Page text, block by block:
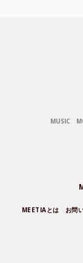
MUSIC
MEETIAとは お問